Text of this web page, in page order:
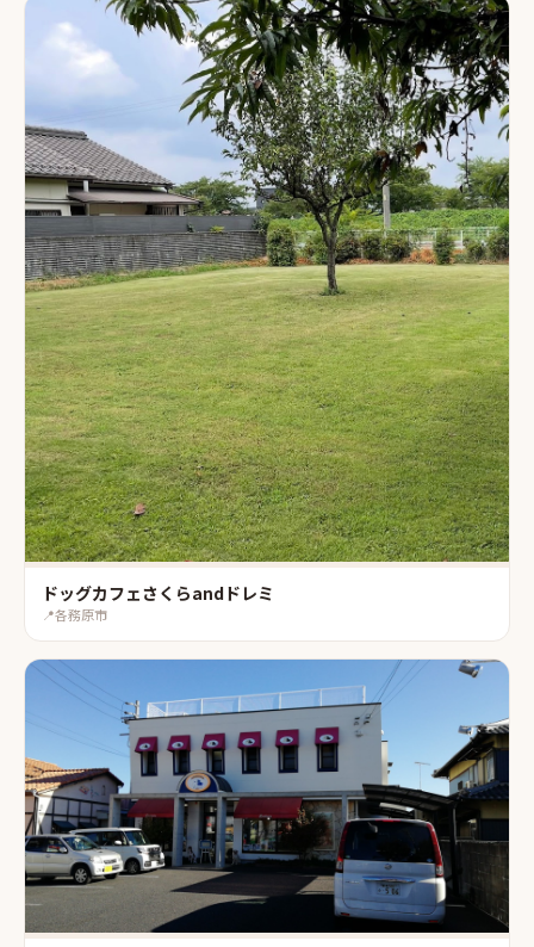
ドッグカフェさくらandドレミ
📍各務原市